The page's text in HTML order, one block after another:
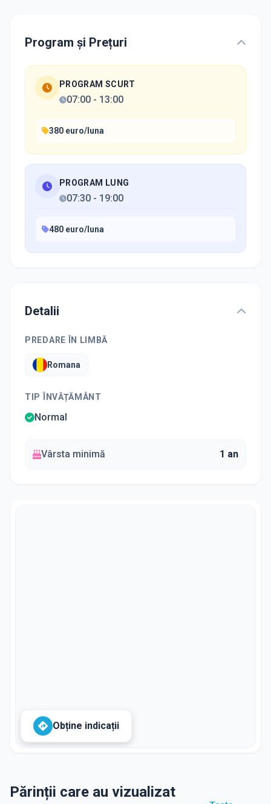
Program și Prețuri
PROGRAM SCURT
07:00 - 13:00
380 euro/luna
PROGRAM LUNG
07:30 - 19:00
480 euro/luna
Detalii
PREDARE ÎN LIMBĂ
Romana
TIP ÎNVĂȚĂMÂNT
Normal
Vârsta minimă 1 an
Obține indicații
Părinții care au vizualizat